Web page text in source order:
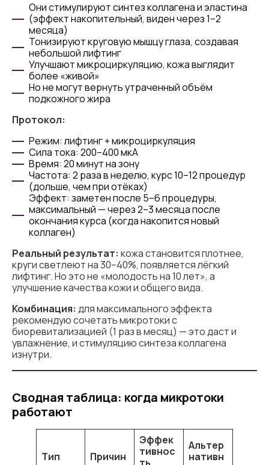
Они стимулируют синтез коллагена и эластина
(эффект накопительный, виден через 1–2
месяца)
Тонизируют круговую мышцу глаза, создавая
небольшой лифтинг
Улучшают микроциркуляцию, кожа выглядит
более «живой»
Но не могут вернуть утраченный объём
подкожного жира
Протокол:
Режим: лифтинг + микроциркуляция
Сила тока: 200–400 мкА
Время: 20 минут на зону
Частота: 2 раза в неделю, курс 10–12 процедур
(дольше, чем при отёках)
Эффект: заметен после 5–6 процедуры,
максимальный — через 2–3 месяца после
окончания курса (когда накопится новый
коллаген)
Реальный результат: кожа становится плотнее,
круги светлеют на 30–40%, появляется лёгкий
лифтинг. Но это не «молодость на 10 лет», а
улучшение качества кожи и общего вида.
Комбинация: для максимального эффекта
рекомендую сочетать микротоки с
биоревитализацией (1 раз в месяц) — это даст и
увлажнение, и стимуляцию синтеза коллагена
изнутри.
Сводная таблица: когда микротоки
работают
Тип
Причин
Эффек
тивнос
Альтер
нативн